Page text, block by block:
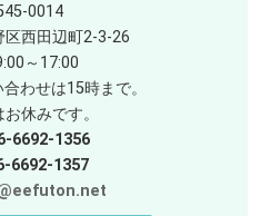
0014
区西田辺町2-3-26
～17:00
わせは15時まで。
休みです。
6692-1356
6692-1357